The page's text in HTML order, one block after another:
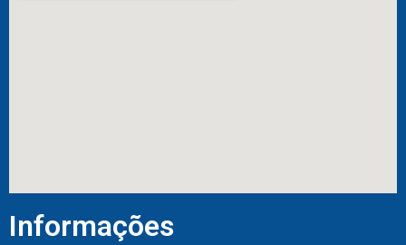
Informações